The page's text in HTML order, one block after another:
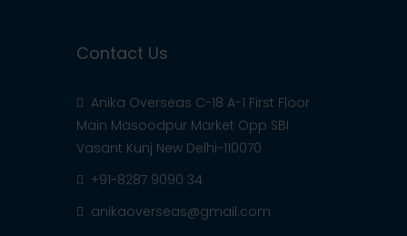
Contact Us
Anika Overseas C-18 A-1 First Floor
Main Masoodpur Market Opp SBI
Vasant Kunj New Delhi-110070
+91-8287 9090 34
anikaoverseas@gmail.com